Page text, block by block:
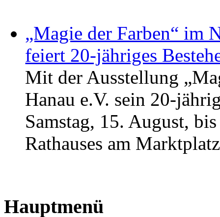
„Magie der Farben“ im
feiert 20-jähriges
Mit der Ausstellung
Hanau e.V. sein 20-
Samstag, 15. August,
Rathauses am
Hauptmenü